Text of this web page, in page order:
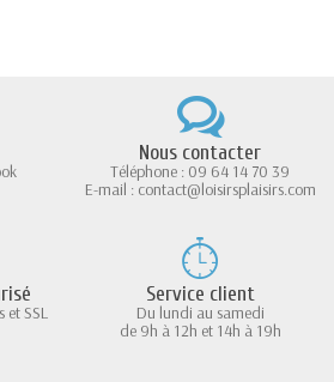
Nous contacter
Téléphone : 09 64 14 70 39
E-mail : contact@loisirsplaisirs.com
et SSL
Service client
Du lundi au samedi
de 9h à 12h et 14h à 19h